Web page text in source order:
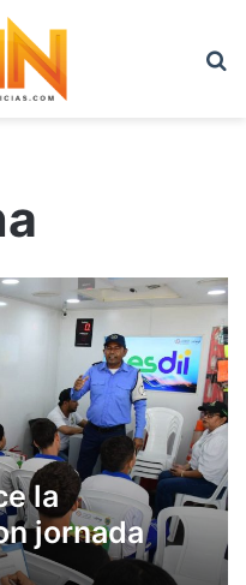
la
jornada
estudiantes